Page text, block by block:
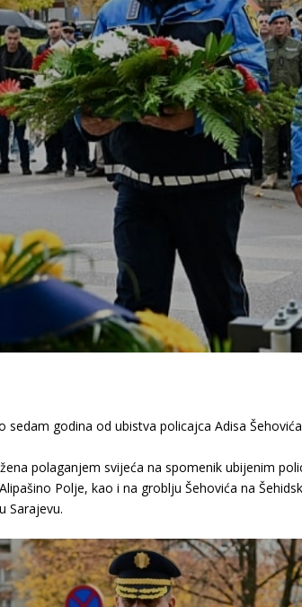
sedam godina od ubistva policajca Adisa
polaganjem svijeća na spomenik ubijenim
Polje, kao i na groblju Šehovića na
Sarajevu.